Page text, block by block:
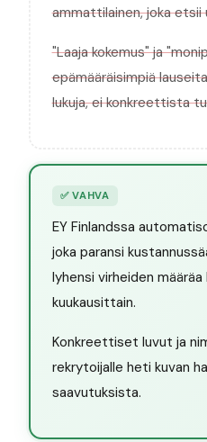
ammattilainen, joka etsii
"Laaja kokemus" ja
epämääräisimpiä
lukuja, ei konkreettista
✅VAHVA
EY Finlandssa
joka paransi
lyhensi virheiden määräa
kuukausittain.
Konkreettiset luvut ja
rekrytoijalle heti kuvan
saavutuksista.